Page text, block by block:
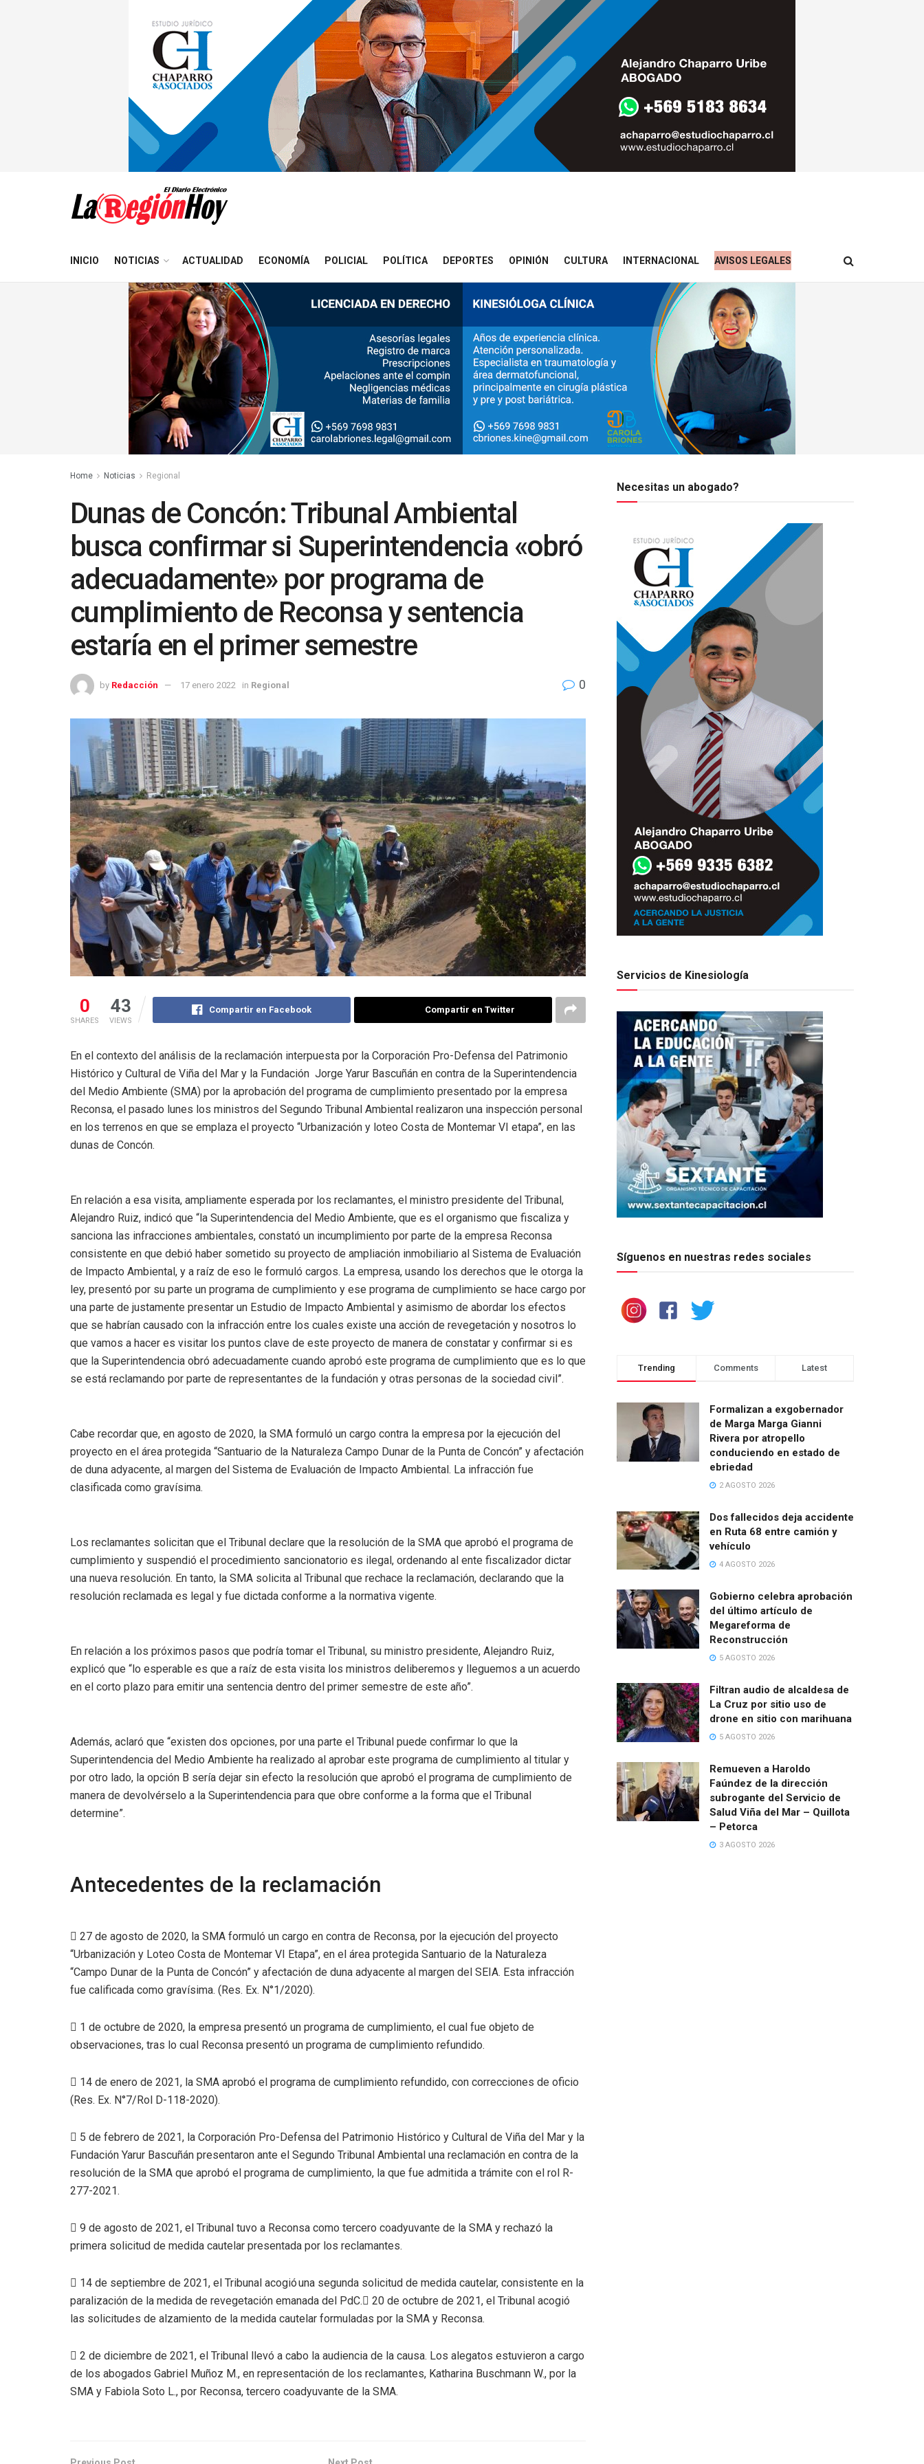
INICIO NOTICIAS ACTUALIDAD ECONOMÍA POLICIAL POLÍTICA DEPORTES OPINIÓN CULTURA INTERNACIONAL AVISOS LEGALES
Home Noticias Regional
Dunas de Concón: Tribunal Ambiental
busca confirmar si Superintendencia «obró
adecuadamente» por programa de
cumplimiento de Reconsa y sentencia
estaría en el primer semestre
by Redacción 17 enero 2022 in Regional 0
0
SHARES
43
VIEWS
Compartir en Facebook Compartir en Twitter
En el contexto del análisis de la reclamación interpuesta por la Corporación Pro-Defensa del Patrimonio
Histórico y Cultural de Viña del Mar y la Fundación Jorge Yarur Bascuñán en contra de la Superintendencia
del Medio Ambiente (SMA) por la aprobación del programa de cumplimiento presentado por la empresa
Reconsa, el pasado lunes los ministros del Segundo Tribunal Ambiental realizaron una inspección personal
en los terrenos en que se emplaza el proyecto “Urbanización y loteo Costa de Montemar VI etapa”, en las
dunas de Concón.
En relación a esa visita, ampliamente esperada por los reclamantes, el ministro presidente del Tribunal,
Alejandro Ruiz, indicó que “la Superintendencia del Medio Ambiente, que es el organismo que fiscaliza y
sanciona las infracciones ambientales, constató un incumplimiento por parte de la empresa Reconsa
consistente en que debió haber sometido su proyecto de ampliación inmobiliario al Sistema de Evaluación
de Impacto Ambiental, y a raíz de eso le formuló cargos. La empresa, usando los derechos que le otorga la
ley, presentó por su parte un programa de cumplimiento y ese programa de cumplimiento se hace cargo por
una parte de justamente presentar un Estudio de Impacto Ambiental y asimismo de abordar los efectos
que se habrían causado con la infracción entre los cuales existe una acción de revegetación y nosotros lo
que vamos a hacer es visitar los puntos clave de este proyecto de manera de constatar y confirmar si es
que la Superintendencia obró adecuadamente cuando aprobó este programa de cumplimiento que es lo que
se está reclamando por parte de representantes de la fundación y otras personas de la sociedad civil”.
Cabe recordar que, en agosto de 2020, la SMA formuló un cargo contra la empresa por la ejecución del
proyecto en el área protegida “Santuario de la Naturaleza Campo Dunar de la Punta de Concón” y afectación
de duna adyacente, al margen del Sistema de Evaluación de Impacto Ambiental. La infracción fue
clasificada como gravísima.
Los reclamantes solicitan que el Tribunal declare que la resolución de la SMA que aprobó el programa de
cumplimiento y suspendió el procedimiento sancionatorio es ilegal, ordenando al ente fiscalizador dictar
una nueva resolución. En tanto, la SMA solicita al Tribunal que rechace la reclamación, declarando que la
resolución reclamada es legal y fue dictada conforme a la normativa vigente.
En relación a los próximos pasos que podría tomar el Tribunal, su ministro presidente, Alejandro Ruiz,
explicó que “lo esperable es que a raíz de esta visita los ministros deliberemos y lleguemos a un acuerdo
en el corto plazo para emitir una sentencia dentro del primer semestre de este año”.
Además, aclaró que “existen dos opciones, por una parte el Tribunal puede confirmar lo que la
Superintendencia del Medio Ambiente ha realizado al aprobar este programa de cumplimiento al titular y
por otro lado, la opción B sería dejar sin efecto la resolución que aprobó el programa de cumplimiento de
manera de devolvérselo a la Superintendencia para que obre conforme a la forma que el Tribunal
determine”.
Antecedentes de la reclamación
 27 de agosto de 2020, la SMA formuló un cargo en contra de Reconsa, por la ejecución del proyecto
“Urbanización y Loteo Costa de Montemar VI Etapa”, en el área protegida Santuario de la Naturaleza
“Campo Dunar de la Punta de Concón” y afectación de duna adyacente al margen del SEIA. Esta infracción
fue calificada como gravísima. (Res. Ex. N°1/2020).
 1 de octubre de 2020, la empresa presentó un programa de cumplimiento, el cual fue objeto de
observaciones, tras lo cual Reconsa presentó un programa de cumplimiento refundido.
 14 de enero de 2021, la SMA aprobó el programa de cumplimiento refundido, con correcciones de oficio
(Res. Ex. N°7/Rol D-118-2020).
 5 de febrero de 2021, la Corporación Pro-Defensa del Patrimonio Histórico y Cultural de Viña del Mar y la
Fundación Yarur Bascuñán presentaron ante el Segundo Tribunal Ambiental una reclamación en contra de la
resolución de la SMA que aprobó el programa de cumplimiento, la que fue admitida a trámite con el rol R-
277-2021.
 9 de agosto de 2021, el Tribunal tuvo a Reconsa como tercero coadyuvante de la SMA y rechazó la
primera solicitud de medida cautelar presentada por los reclamantes.
 14 de septiembre de 2021, el Tribunal acogió una segunda solicitud de medida cautelar, consistente en la
paralización de la medida de revegetación emanada del PdC. 20 de octubre de 2021, el Tribunal acogió
las solicitudes de alzamiento de la medida cautelar formuladas por la SMA y Reconsa.
 2 de diciembre de 2021, el Tribunal llevó a cabo la audiencia de la causa. Los alegatos estuvieron a cargo
de los abogados Gabriel Muñoz M., en representación de los reclamantes, Katharina Buschmann W., por la
SMA y Fabiola Soto L., por Reconsa, tercero coadyuvante de la SMA.
Necesitas un abogado?
Servicios de Kinesiología
Síguenos en nuestras redes sociales
Trending Comments Latest
Formalizan a exgobernador
de Marga Marga Gianni
Rivera por atropello
conduciendo en estado de
ebriedad
2 AGOSTO 2026
Dos fallecidos deja accidente
en Ruta 68 entre camión y
vehículo
4 AGOSTO 2026
Gobierno celebra aprobación
del último artículo de
Megareforma de
Reconstrucción
5 AGOSTO 2026
Filtran audio de alcaldesa de
La Cruz por sitio uso de
drone en sitio con marihuana
5 AGOSTO 2026
Remueven a Haroldo
Faúndez de la dirección
subrogante del Servicio de
Salud Viña del Mar – Quillota
– Petorca
3 AGOSTO 2026